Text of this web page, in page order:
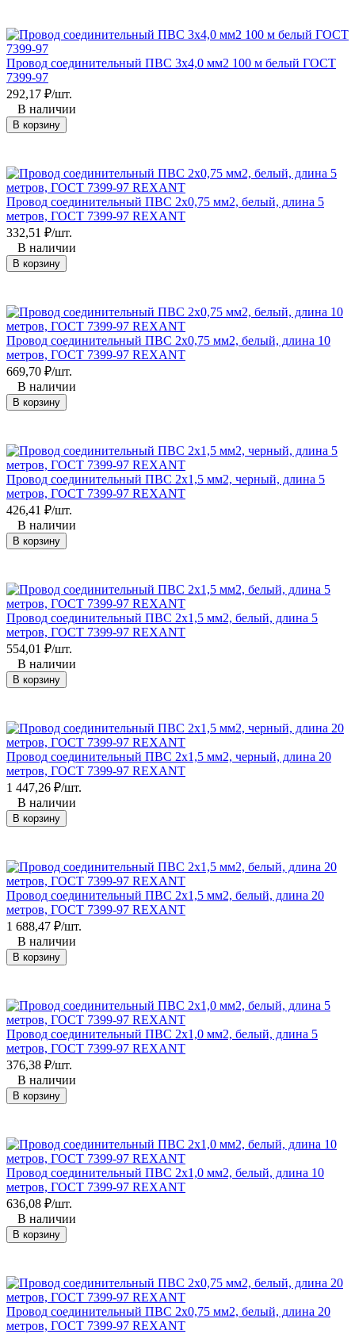
Провод соединительный ПВС 3х4,0 мм2 100 м белый ГОСТ
7399-97
292,17 ₽/шт.
В наличии
В корзину
Провод соединительный ПВС 2x0,75 мм2, белый, длина 5
метров, ГОСТ 7399-97 REXANT
332,51 ₽/шт.
В наличии
В корзину
Провод соединительный ПВС 2x0,75 мм2, белый, длина 10
метров, ГОСТ 7399-97 REXANT
669,70 ₽/шт.
В наличии
В корзину
Провод соединительный ПВС 2x1,5 мм2, черный, длина 5
метров, ГОСТ 7399-97 REXANT
426,41 ₽/шт.
В наличии
В корзину
Провод соединительный ПВС 2x1,5 мм2, белый, длина 5
метров, ГОСТ 7399-97 REXANT
554,01 ₽/шт.
В наличии
В корзину
Провод соединительный ПВС 2x1,5 мм2, черный, длина 20
метров, ГОСТ 7399-97 REXANT
1 447,26 ₽/шт.
В наличии
В корзину
Провод соединительный ПВС 2x1,5 мм2, белый, длина 20
метров, ГОСТ 7399-97 REXANT
1 688,47 ₽/шт.
В наличии
В корзину
Провод соединительный ПВС 2x1,0 мм2, белый, длина 5
метров, ГОСТ 7399-97 REXANT
376,38 ₽/шт.
В наличии
В корзину
Провод соединительный ПВС 2x1,0 мм2, белый, длина 10
метров, ГОСТ 7399-97 REXANT
636,08 ₽/шт.
В наличии
В корзину
Провод соединительный ПВС 2x0,75 мм2, белый, длина 20
метров, ГОСТ 7399-97 REXANT